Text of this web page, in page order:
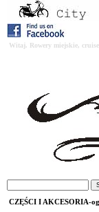
Witaj. Rowery miejskie,
CZĘŚCI I AKCESORIA-